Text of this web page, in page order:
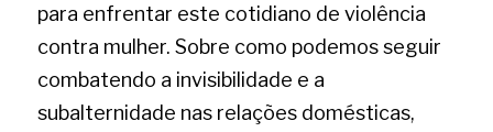
para enfrentar este cotidiano de violência
contra mulher. Sobre como podemos seguir
combatendo a invisibilidade e a
subalternidade nas relações domésticas,